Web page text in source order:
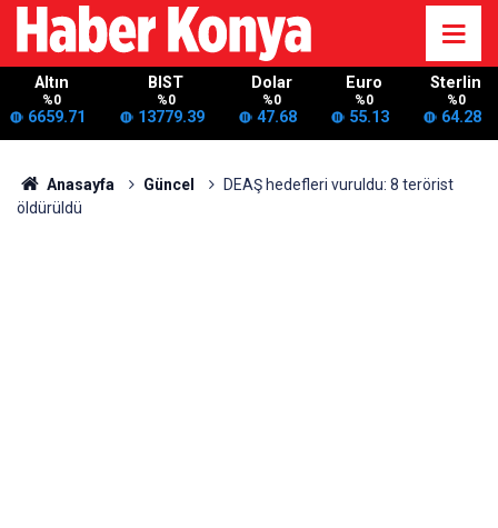
Altın
%0
6659.71
BIST
%0
13779.39
Dolar
%0
47.68
Euro
%0
55.13
Sterlin
%0
64.28
Anasayfa Güncel
DEAŞ hedefleri vuruldu: 8 terörist
öldürüldü